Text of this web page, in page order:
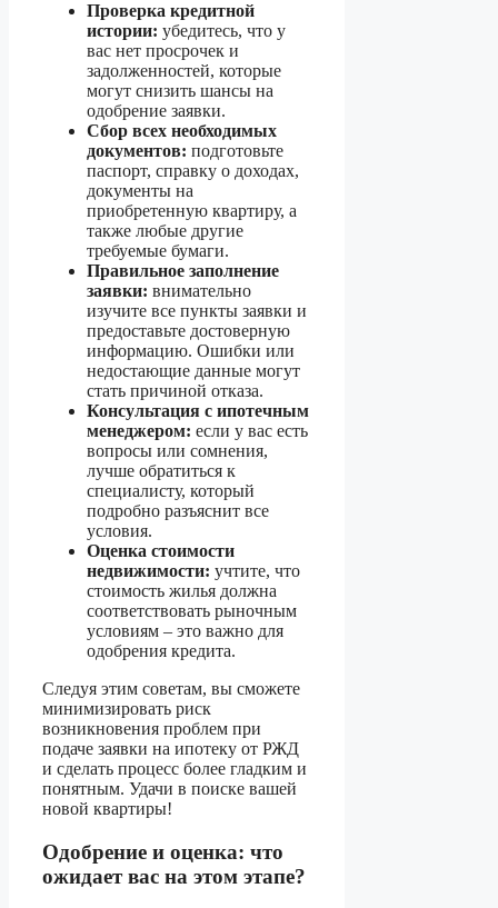
Проверка кредитной
истории: убедитесь, что у
вас нет просрочек и
задолженностей, которые
могут снизить шансы на
одобрение заявки.
Сбор всех необходимых
документов: подготовьте
паспорт, справку о доходах,
документы на
приобретенную квартиру, а
также любые другие
требуемые бумаги.
Правильное заполнение
заявки: внимательно
изучите все пункты заявки и
предоставьте достоверную
информацию. Ошибки или
недостающие данные могут
стать причиной отказа.
Консультация с ипотечным
менеджером: если у вас есть
вопросы или сомнения,
лучше обратиться к
специалисту, который
подробно разъяснит все
условия.
Оценка стоимости
недвижимости: учтите, что
стоимость жилья должна
соответствовать рыночным
условиям – это важно для
одобрения кредита.
Следуя этим советам, вы сможете
минимизировать риск
возникновения проблем при
подаче заявки на ипотеку от РЖД
и сделать процесс более гладким и
понятным. Удачи в поиске вашей
новой квартиры!
Одобрение и оценка: что
ожидает вас на этом этапе?